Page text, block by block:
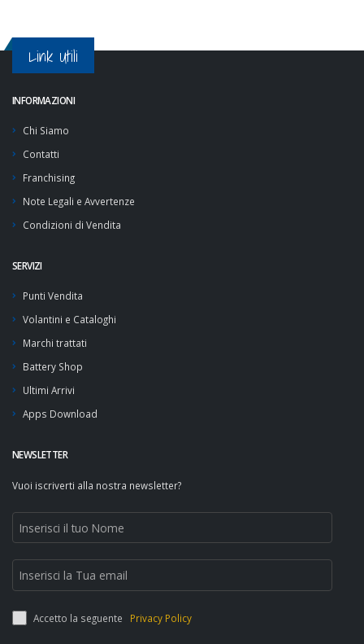
Link Utili
INFORMAZIONI
Chi Siamo
Contatti
Franchising
Note Legali e Avvertenze
Condizioni di Vendita
SERVIZI
Punti Vendita
Volantini e Cataloghi
Marchi trattati
Battery Shop
Ultimi Arrivi
Apps Download
NEWSLETTER
Vuoi iscriverti alla nostra newsletter?
Accetto la seguente Privacy Policy